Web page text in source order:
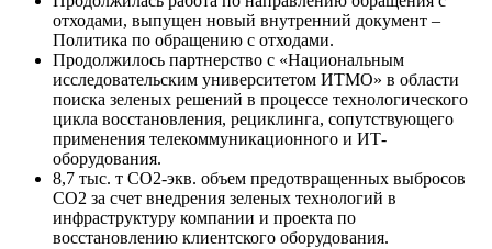
отходами, выпущен новый внутренний документ –
Политика по обращению с отходами.
Продолжилось партнерство с «Национальным
исследовательским университетом ИТМО» в области
поиска зеленых решений в процессе технологического
цикла восстановления, рециклинга, сопутствующего
применения телекоммуникационного и ИТ-
оборудования.
8,7 тыс. т CO2-экв. объем предотвращенных выбросов
CO2 за счет внедрения зеленых технологий в
инфраструктуру компании и проекта по
восстановлению клиентского оборудования.